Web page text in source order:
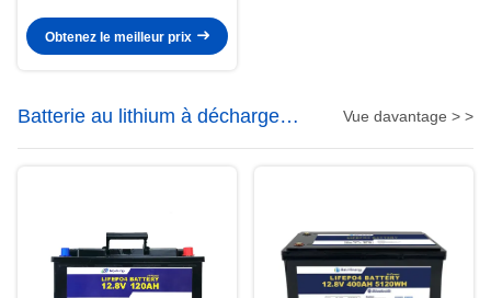
Used In Cars
Obtenez le meilleur prix
Batterie au lithium à décharge
profonde
Vue davantage > >